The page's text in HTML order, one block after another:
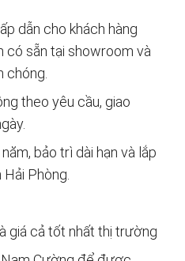
dẫn cho khách hàng
có sẵn tại showroom và
chóng.
theo yêu cầu, giao
bảo trì dài hạn và lắp
Phòng.
giá cả tốt nhất thị trường